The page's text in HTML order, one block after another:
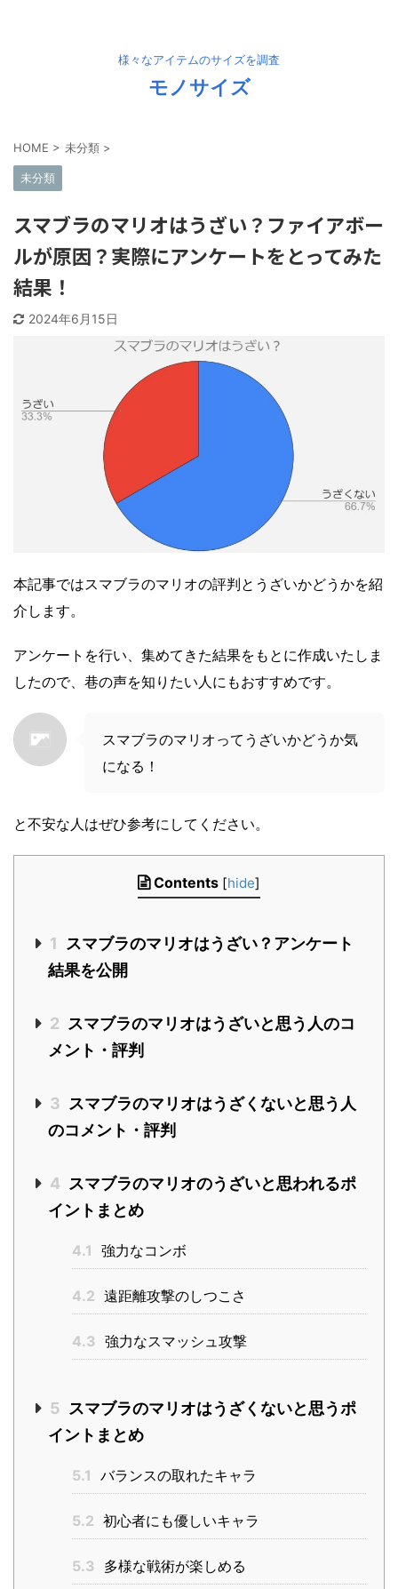
様々なアイテムのサイズを調査
モノサイズ
HOME > 未分類 >
未分類
スマブラのマリオはうざい？ファイアボー
ルが原因？実際にアンケートをとってみた
結果！
2024年6月15日
本記事ではスマブラのマリオの評判とうざいかどうかを紹
介します。
アンケートを行い、集めてきた結果をもとに作成いたしま
したので、巷の声を知りたい人にもおすすめです。
スマブラのマリオってうざいかどうか気
になる！
と不安な人はぜひ参考にしてください。
Contents [hide]
1
スマブラのマリオはうざい？アンケート
結果を公開
2 スマブラのマリオはうざいと思う人のコ
メント・評判
3 スマブラのマリオはうざくないと思う人
のコメント・評判
4 スマブラのマリオのうざいと思われるポ
イントまとめ
4.1 強力なコンボ
4.2 遠距離攻撃のしつこさ
4.3 強力なスマッシュ攻撃
5 スマブラのマリオはうざくないと思うポ
イントまとめ
5.1 バランスの取れたキャラ
5.2 初心者にも優しいキャラ
5.3 多様な戦術が楽しめる